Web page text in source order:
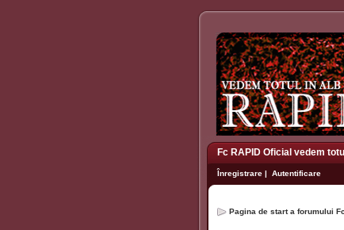
Fc RAPID Oficial vedem
Înregistrare | Autentificare
Pagina de start a forumului